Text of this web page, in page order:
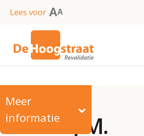
SkipLees voor AA
Meer
informatie
Drs. F.J.M.